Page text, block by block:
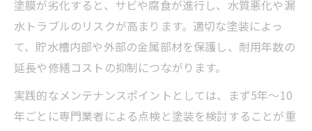
塗膜が劣化すると、サビや腐食が進行し、水質悪化や漏
水トラブルのリスクが高まります。適切な塗装によっ
て、貯水槽内部や外部の金属部材を保護し、耐用年数の
延長や修繕コストの抑制につながります。
実践的なメンテナンスポイントとしては、まず5年〜10
年ごとに専門業者による点検と塗装を検討することが重